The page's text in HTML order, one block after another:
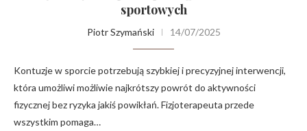
sportowych
Piotr Szymański 14/07/2025
Kontuzje w sporcie potrzebują szybkiej i precyzyjnej interwencji,
która umożliwi możliwie najkrótszy powrót do aktywności
fizycznej bez ryzyka jakiś powikłań. Fizjoterapeuta przede
wszystkim pomaga…